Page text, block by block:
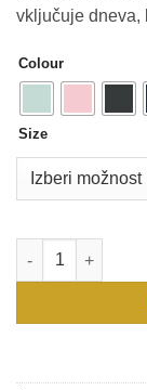
vključuje dneva,
Colour
Size
MANDALA